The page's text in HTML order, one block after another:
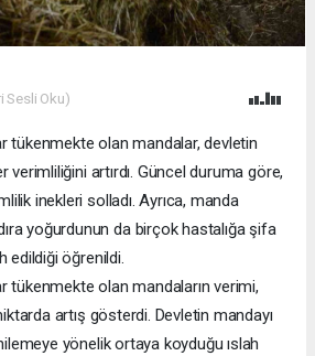
Sesli Oku)
tükenmekte olan mandalar, devletin
verimliliğini artırdı. Güncel duruma göre,
inekleri solladı. Ayrıca, manda
yoğurdunun da birçok hastalığa şifa
edildiği öğrenildi.
tükenmekte olan mandaların verimi,
artış gösterdi. Devletin mandayı
yönelik ortaya koyduğu ıslah